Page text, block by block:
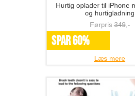
Hurtig oplader til iPhone
og hurtigladning
Førpris349,-
SPAR 60%
Læs mere